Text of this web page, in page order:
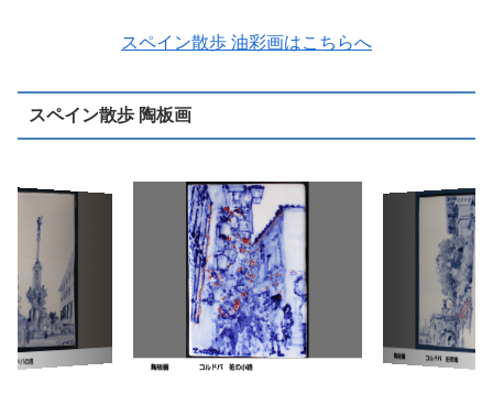
スペイン散歩 油彩画はこちらへ
スペイン散歩 陶板画